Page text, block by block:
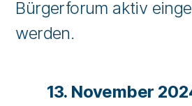
Bürgerforum aktiv
werden.
13. November